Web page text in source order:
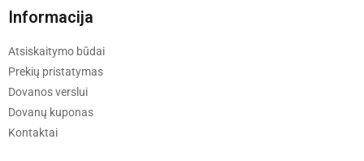
Informacija
Atsiskaitymo būdai
Prekių pristatymas
Dovanos verslui
Dovanų kuponas
Kontaktai